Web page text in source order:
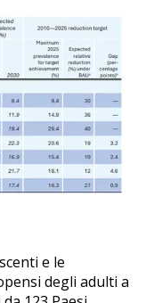
e le
degli adulti a